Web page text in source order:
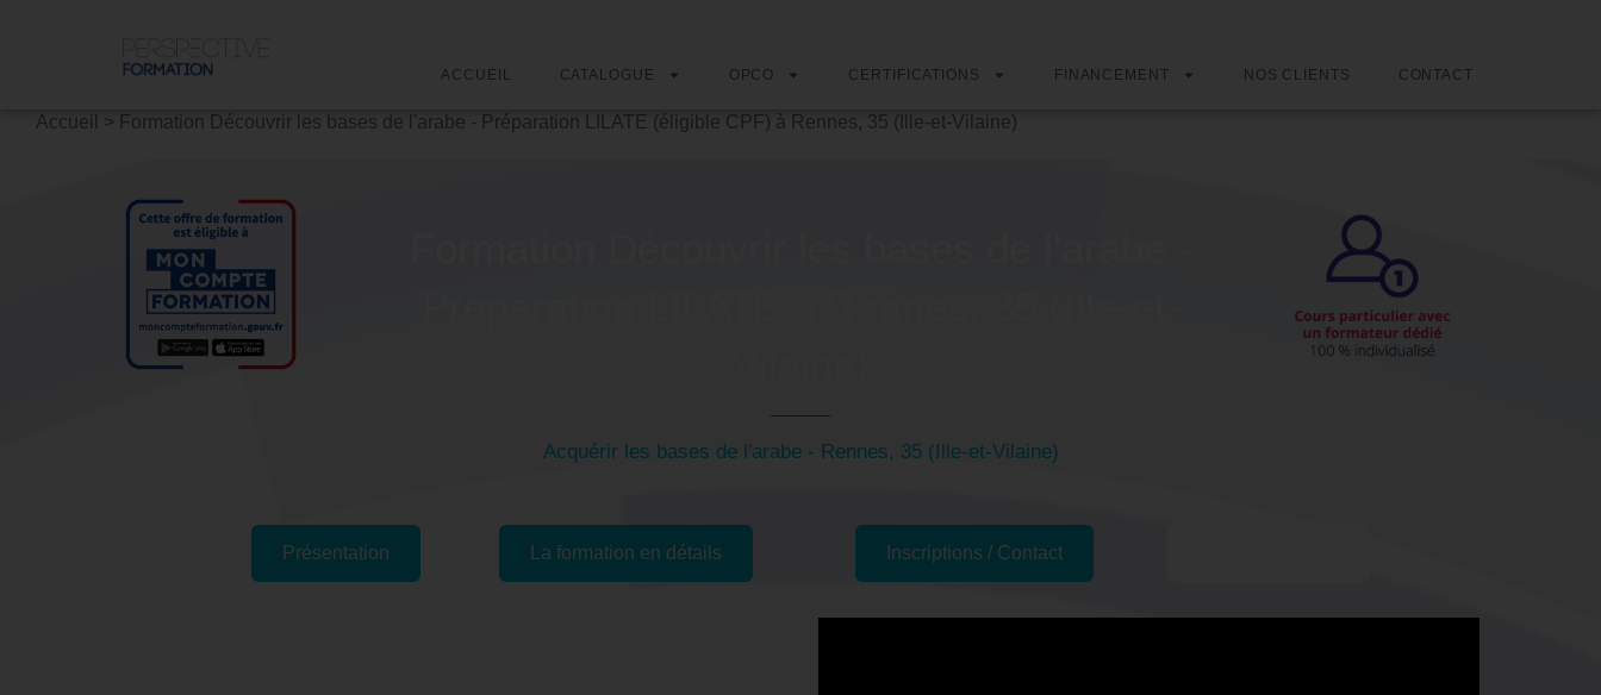
ACCUEIL CATALOGUE OPCO CERTIFICATIONS FINANCEMENT NOS CLIENTS CONTACT
Accueil > Formation Découvrir les bases de l'arabe - Préparation LILATE (éligible CPF) à Rennes, 35 (Ille-et-Vilaine)
Acquérir les bases de l'arabe - Rennes, 35 (Ille-et-Vilaine)
Présentation La formation en détails Inscriptions / Contact